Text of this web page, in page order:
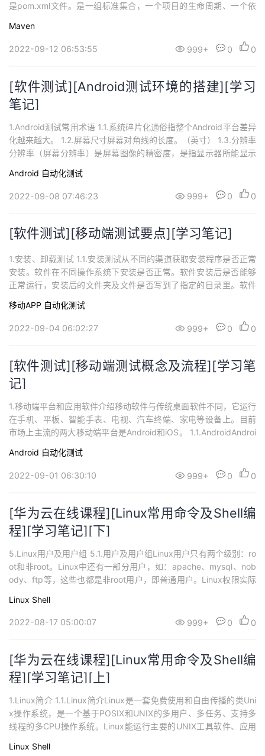
是pom.xml文件。是一组标准集合，一个项目的生命周期、一个依
（goal）。当我们使用Maven时，通过一个自定义的项目对象模
型，pom.xml来描述当前这个项目。M...
Maven
2022-09-12 06:53:55 999+ 0 0
[软件测试][Android测试环境的搭建][学习
笔记]
1.Android测试常用术语 1.1.系统碎片化通俗指整个Android平台差异
化越来越大。 1.2.屏幕尺寸屏幕对角线的长度。（英寸） 1.3.分辨率
分辨率（屏幕分辨率）是屏幕图像的精密度，是指显示器所能显示
器可显示的像素越多，画面就越精细，同样的屏幕区域内能显示的
信息也就越多，所以分辨率是个非常重要的性能指标之一。 1.4.像...
Android 自动化测试
2022-09-08 07:46:23 999+ 0 0
[软件测试][移动端测试要点][学习笔记]
1.安装、卸载测试 1.1.安装测试从不同的渠道获取安装程序是否正常
安装。软件在不同操作系统下安装是否正常。软件安装后是否能够
正常运行，安装后的文件夹及文件是否写到了指定的目录里。软件
说明处理。软件安装过程中意外情况地处理是否符合需要（如死
机，重启，断电）。安装空间不足时是否有相应提示。安装后没有
移动APP 自动化测试
2022-09-04 06:02:27 999+ 0 0
[软件测试][移动端测试概念及流程][学习笔
记]
1.移动端平台和应用软件介绍移动软件与传统桌面软件不同，它运行
在手机、平板、智能手表、电视、汽车终端、家电等设备上。目前
市场上主流的两大移动端平台是Android和iOS。 1.1.AndroidAndroi
免费的开源软件，其源代码称为Android Open Source Project（A
OSP），并主要以Apache许可...
Android 自动化测试
2022-09-01 06:30:10 999+ 0 0
[华为云在线课程][Linux常用命令及Shell编
程][学习笔记][下]
5.Linux用户及用户组 5.1.用户及用户组Linux用户只有两个级别：ro
ot和非root。Linux中还有一部分用户，如：apache、mysql、nob
ody、ftp等，这些也都是非root用户，即普通用户。Linux权限实际
成，要涉及另一个概念：用户组。一个用户至少要属于一个用户
组。一个用户可以属于多个用户组。Linux采...
Linux Shell
2022-08-17 05:00:07 999+ 0 0
[华为云在线课程][Linux常用命令及Shell编
程][学习笔记][上]
1.Linux简介 1.1.Linux简介Linux是一套免费使用和自由传播的类Uni
x操作系统，是一个基于POSIX和UNIX的多用户、多任务、支持多
线程的多CPU操作系统。Linux能运行主要的UNIX工具软件、应用
络为核心的设计思想，是一个性能稳定的多用户网络操作系统。 1.2.
Linux Shell